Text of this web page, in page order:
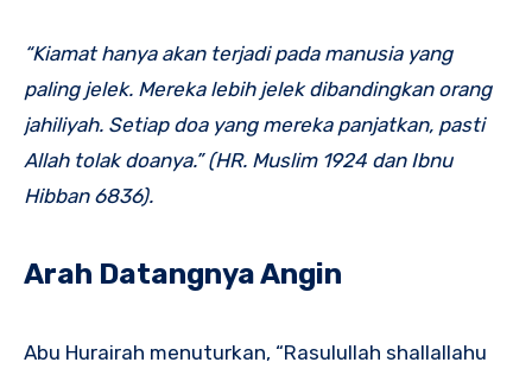
“Kiamat hanya akan terjadi pada manusia yang
paling jelek. Mereka lebih jelek dibandingkan orang
jahiliyah. Setiap doa yang mereka panjatkan, pasti
Allah tolak doanya.” (HR. Muslim 1924 dan Ibnu
Hibban 6836).
Arah Datangnya Angin
Abu Hurairah menuturkan, “Rasulullah shallallahu